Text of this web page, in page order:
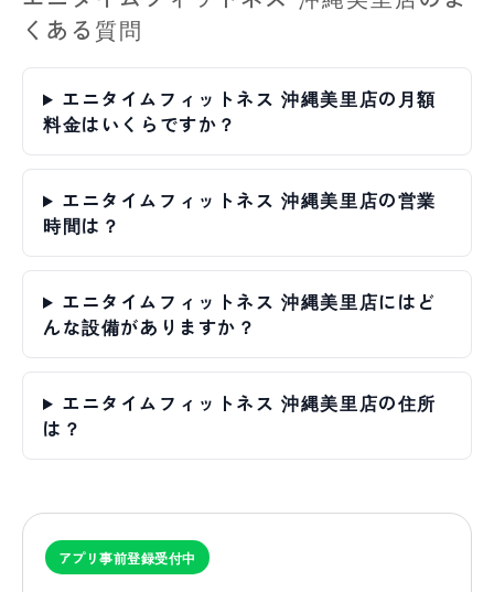
くある質問
エニタイムフィットネス 沖縄美里店の月額
料金はいくらですか？
エニタイムフィットネス 沖縄美里店の営業
時間は？
エニタイムフィットネス 沖縄美里店にはど
んな設備がありますか？
エニタイムフィットネス 沖縄美里店の住所
は？
アプリ事前登録受付中